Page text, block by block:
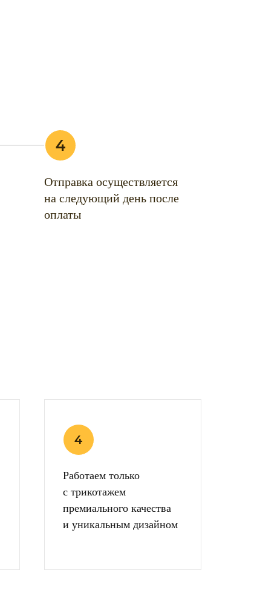
4
Отправка осуществляется
на следующий день после
оплаты
Работаем только
с трикотажем
премиального качества
и уникальным дизайном